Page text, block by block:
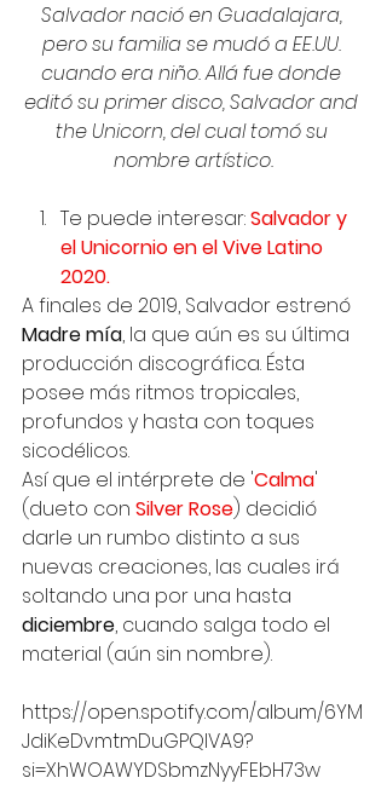
Salvador nació en Guadalajara,
pero su familia se mudó a EE.UU.
cuando era niño. Allá fue donde
editó su primer disco, Salvador and
the Unicorn, del cual tomó su
nombre artístico.
Te puede interesar: Salvador y
el Unicornio en el Vive Latino
2020.
A finales de 2019, Salvador estrenó
Madre mía, la que aún es su última
producción discográfica. Ésta
posee más ritmos tropicales,
profundos y hasta con toques
sicodélicos.
Así que el intérprete de 'Calma'
(dueto con Silver Rose) decidió
darle un rumbo distinto a sus
nuevas creaciones, las cuales irá
soltando una por una hasta
diciembre, cuando salga todo el
material (aún sin nombre).
https://open.spotify.com/album/6YM
JdiKeDvmtmDuGPQIVA9?
si=XhWOAWYDSbmzNyyFEbH73w